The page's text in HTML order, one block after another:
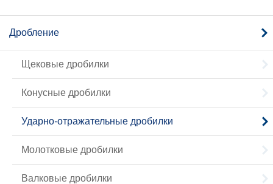
Дробление
Щековые дробилки
Конусные дробилки
Ударно-отражательные дробилки
Молотковые дробилки
Валковые дробилки